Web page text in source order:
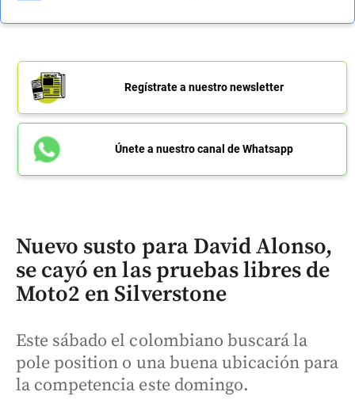
Regístrate a nuestro newsletter
Únete a nuestro canal de Whatsapp
Nuevo susto para David Alonso,
se cayó en las pruebas libres de
Moto2 en Silverstone
Este sábado el colombiano buscará la
pole position o una buena ubicación para
la competencia este domingo.